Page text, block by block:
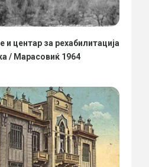
центар за рехабилитација
/ Марасовиќ 1964